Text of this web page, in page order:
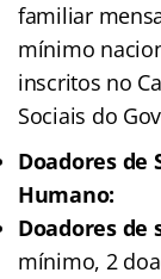
familiar
mínimo
inscritos no
Sociais do
Doadores de
Humano:
Doadores de
mínimo, 2